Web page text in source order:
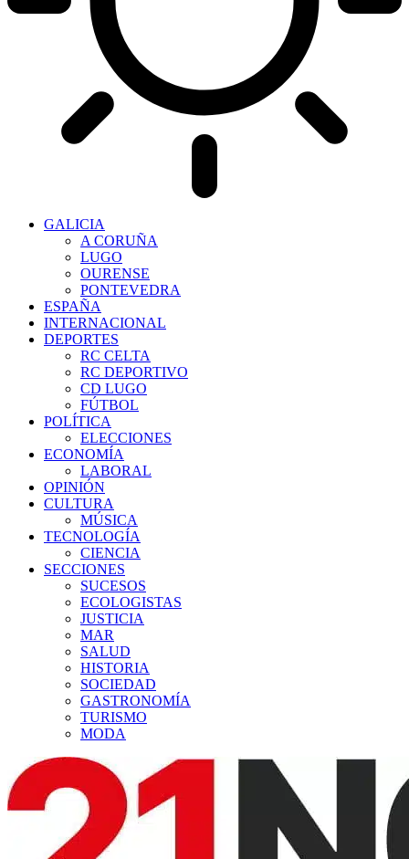
GALICIA
A CORUÑA
LUGO
OURENSE
PONTEVEDRA
ESPAÑA
INTERNACIONAL
DEPORTES
RC CELTA
RC DEPORTIVO
CD LUGO
FÚTBOL
POLÍTICA
ELECCIONES
ECONOMÍA
LABORAL
OPINIÓN
CULTURA
MÚSICA
TECNOLOGÍA
CIENCIA
SECCIONES
SUCESOS
ECOLOGISTAS
JUSTICIA
MAR
SALUD
HISTORIA
SOCIEDAD
GASTRONOMÍA
TURISMO
MODA